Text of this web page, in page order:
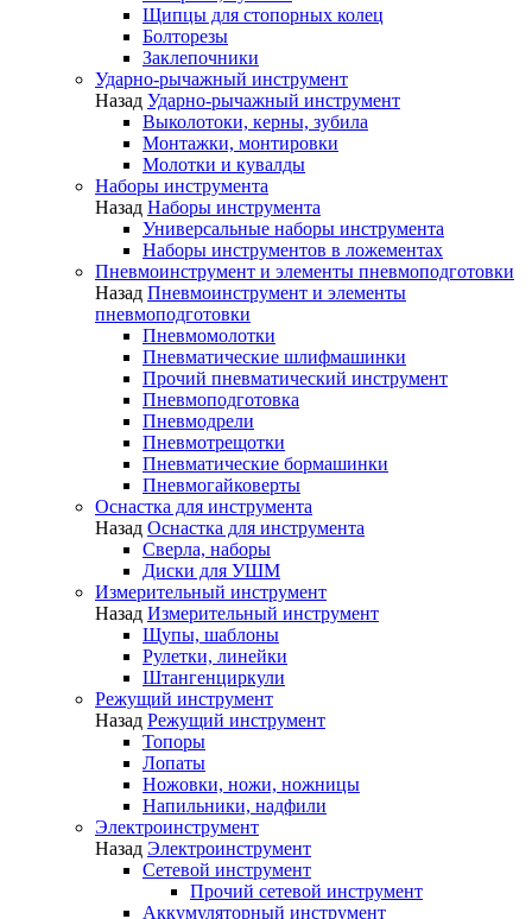
Щипцы для стопорных колец
Болторезы
Заклепочники
Ударно-рычажный инструмент
Назад Ударно-рычажный инструмент
Выколотоки, керны, зубила
Монтажки, монтировки
Молотки и кувалды
Наборы инструмента
Назад Наборы инструмента
Универсальные наборы инструмента
Наборы инструментов в ложементах
Пневмоинструмент и элементы пневмоподготовки
Назад Пневмоинструмент и элементы
пневмоподготовки
Пневмомолотки
Пневматические шлифмашинки
Прочий пневматический инструмент
Пневмоподготовка
Пневмодрели
Пневмотрещотки
Пневматические бормашинки
Пневмогайковерты
Оснастка для инструмента
Назад Оснастка для инструмента
Сверла, наборы
Диски для УШМ
Измерительный инструмент
Назад Измерительный инструмент
Щупы, шаблоны
Рулетки, линейки
Штангенциркули
Режущий инструмент
Назад Режущий инструмент
Топоры
Лопаты
Ножовки, ножи, ножницы
Напильники, надфили
Электроинструмент
Назад Электроинструмент
Сетевой инструмент
Прочий сетевой инструмент
Аккумуляторный инструмент